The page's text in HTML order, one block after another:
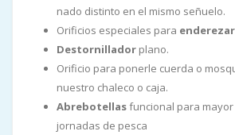
nado distinto en el mismo señuelo.
Orificios especiales para
Destornillador plano.
Orificio para ponerle cuerda o
nuestro chaleco o caja.
Abrebotellasfuncional para
jornadas de pesca